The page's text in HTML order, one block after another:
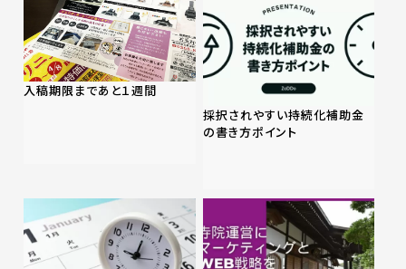
入稿期限まであと１週間
採択されやすい持続化補助金
の書き方ポイント